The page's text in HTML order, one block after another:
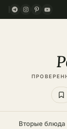
Вторые блюда